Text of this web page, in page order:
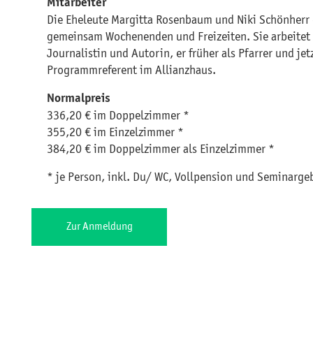
Mitarbeiter
Die Eheleute Margitta Rosenbaum und Niki
gemeinsam Wochenenden und Freizeiten. Sie
Journalistin und Autorin, er früher als Pfarrer und
Programmreferent im Allianzhaus.
Normalpreis
336,20 € im Doppelzimmer *
355,20 € im Einzelzimmer *
384,20 € im Doppelzimmer als Einzelzimmer *
* je Person, inkl. Du/ WC, Vollpension und
Zur Anmeldung